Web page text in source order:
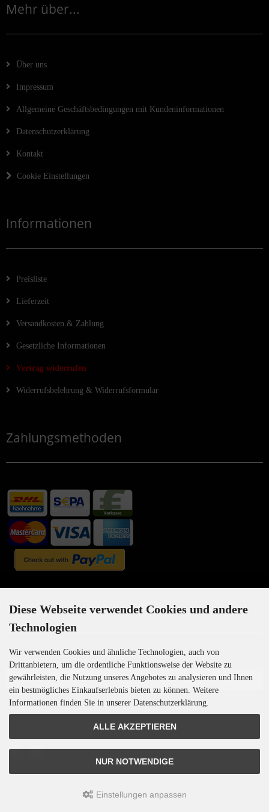
Mehr über...
Über uns
Impressum
Allgemeine Geschäftsbedingungen mit Kundeninformationen
Datenschutzerklärung
Kontakt
Cookie Einstellungen
Informationen
Preisliste
Lieferzeit
Versandkosten & Zahlung
Gesetzliche Informationen
Vertrag widerrufen
Widerrufsbelehrung & Widerrufsformular
Zahlungsmethoden
Newsletter-Anmeldung
E-Mail-Adresse:
Der Newsletter kann jederzeit hier oder in Ihrem Kundenkonto abbestellt werden.
Motoren-Israel © 2026 | Template © 2009-2026 bymodified eCommerce Shopsoftware
Diese Webseite verwendet Cookies und andere
Technologien
Wir verwenden Cookies und ähnliche Technologien, auch von
Drittanbietern, um die ordentliche Funktionsweise der Website zu
gewährleisten, die Nutzung unseres Angebotes zu analysieren und Ihnen
ein bestmögliches Einkaufserlebnis bieten zu können. Weitere
Informationen finden Sie in unserer Datenschutzerklärung.
ALLE AKZEPTIEREN
NUR NOTWENDIGE
Einstellungen anpassen